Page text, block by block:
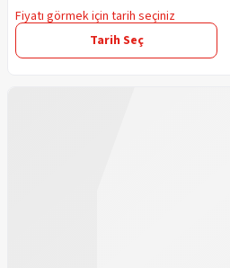
Fiyatı görmek için tarih seçiniz
Tarih Seç